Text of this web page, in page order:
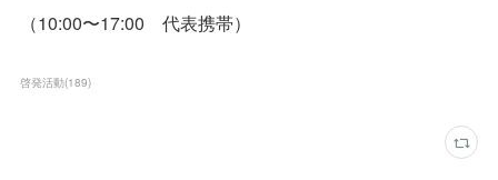
（10:00〜17:00 代表携帯）
啓発活動(189)